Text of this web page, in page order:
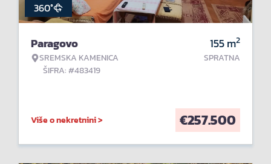
360°
Paragovo
SREMSKA KAMENICA
ŠIFRA: #483419
155m2
SPRATNA
Više o nekretnini > €257.500